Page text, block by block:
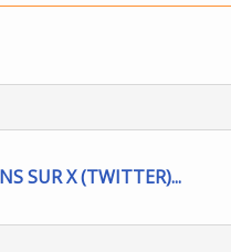
SUR X (TWITTER)...